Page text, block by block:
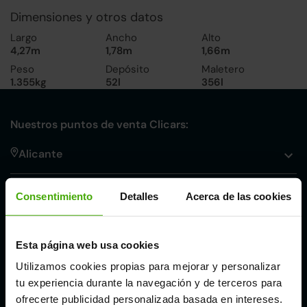
Consentimiento Detalles Acerca de las cookies
Esta página web usa cookies
Utilizamos cookies propias para mejorar y personalizar
tu experiencia durante la navegación y de terceros para
ofrecerte publicidad personalizada basada en intereses.
Dimensiones y otros datos
Largo
4,27m
Ancho
1,78m
Alto
1,66m
Peso
1.355kg
Depósito
52l
Maletero
356l
Nuestros puntos de venta Clicars:
Alicante
Córdoba
Madrid
Málaga